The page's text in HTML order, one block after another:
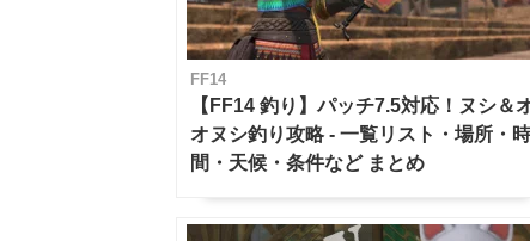
FF14
【FF14 釣り】パッチ7.5対応！ヌシ＆
オヌシ釣り攻略 - 一覧リスト・場所・
間・天候・条件など まとめ